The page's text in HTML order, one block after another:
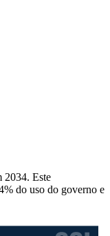
2034. Este
do uso do governo e